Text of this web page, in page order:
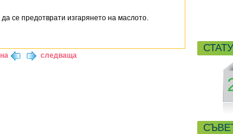
се предотврати изгарянето на маслото.
следваща